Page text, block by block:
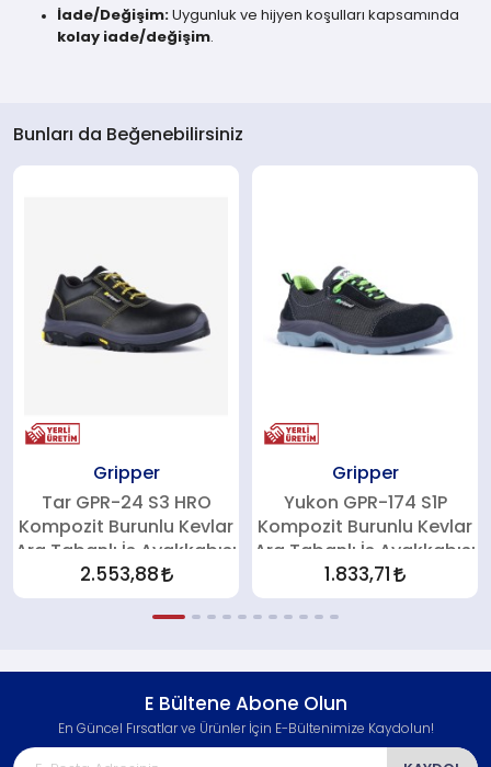
İade/Değişim: Uygunluk ve hijyen koşulları kapsamında
kolay iade/değişim
Bunları da Beğenebilirsiniz
Gripper
Tar GPR-24 S3 HRO
Kompozit Burunlu Kevlar
Ara Tabanlı İş Ayakkabısı
2.553,88
Gripper
Yukon GPR-174 S1P
Kompozit Burunlu Kevlar
Ara Tabanlı İş Ayakkabısı
1.833,71
E Bültene Abone Olun
En Güncel Fırsatlar ve Ürünler İçin E-Bültenimize Kaydolun!